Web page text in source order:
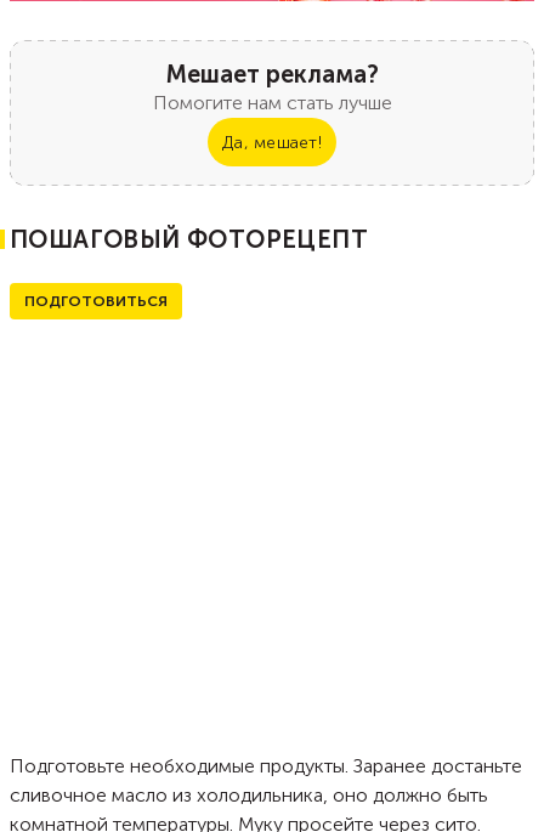
Мешает реклама?
Помогите нам стать лучше
Да, мешает!
ПОШАГОВЫЙ ФОТОРЕЦЕПТ
ПОДГОТОВИТЬСЯ
Подготовьте необходимые продукты. Заранее достаньте
сливочное масло из холодильника, оно должно быть
комнатной температуры. Муку просейте через сито.